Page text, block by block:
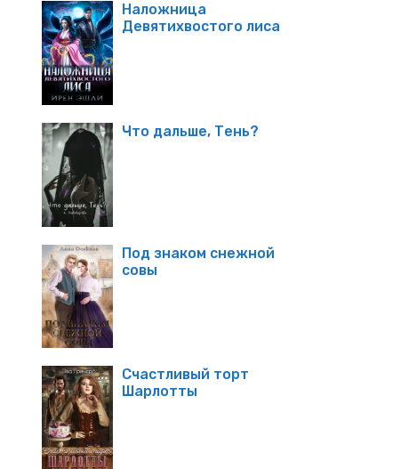
Наложница
Девятихвостого лиса
Что дальше, Тень?
Под знаком снежной
совы
Счастливый торт
Шарлотты